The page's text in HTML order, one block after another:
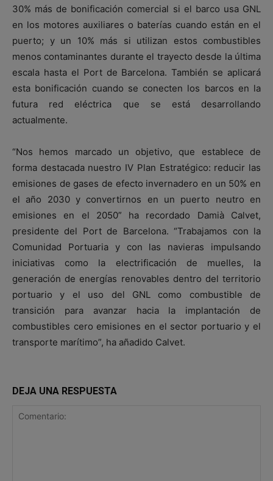
30% más de bonificación comercial si el barco usa GNL
en los motores auxiliares o baterías cuando están en el
puerto; y un 10% más si utilizan estos combustibles
menos contaminantes durante el trayecto desde la última
escala hasta el Port de Barcelona. También se aplicará
esta bonificación cuando se conecten los barcos en la
futura red eléctrica que se está desarrollando
actualmente.
“Nos hemos marcado un objetivo, que establece de
forma destacada nuestro IV Plan Estratégico: reducir las
emisiones de gases de efecto invernadero en un 50% en
el año 2030 y convertirnos en un puerto neutro en
emisiones en el 2050” ha recordado Damià Calvet,
presidente del Port de Barcelona. “Trabajamos con la
Comunidad Portuaria y con las navieras impulsando
iniciativas como la electrificación de muelles, la
generación de energías renovables dentro del territorio
portuario y el uso del GNL como combustible de
transición para avanzar hacia la implantación de
combustibles cero emisiones en el sector portuario y el
transporte marítimo”, ha añadido Calvet.
DEJA UNA RESPUESTA